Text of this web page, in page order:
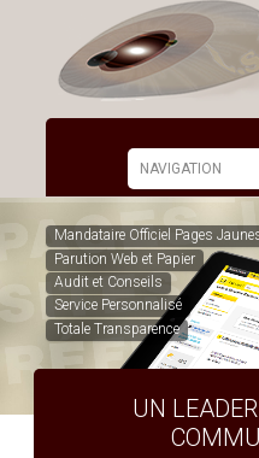
Mandataire Officiel Pages
Parution Web et Papier
Audit et Conseils
Service Personnalisé
Totale Transparence
UN